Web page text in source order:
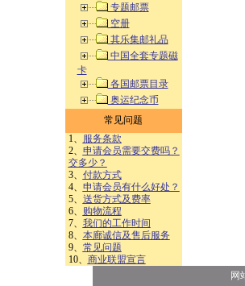
专题邮票
空册
其乐集邮礼品
中国全套专题磁
卡
各国邮票目录
奥运纪念币
常见问题
1、
服务条款
2、 申请会员需要交费吗？
交多少？
3、 付款方式
4、 申请会员有什么好处？
5、 送货方式及费率
6、
购物流程
7、 我们的工作时间
8、 本廊诚信及售后服务
9、 常见问题
10、 商业联盟宣言
网